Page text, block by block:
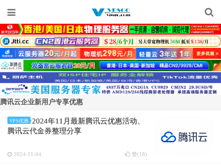
腾讯云企业新用户专享优惠
VPS优惠
2024年11月最新腾讯云优惠活动、
腾讯云代金券整理分享
2024-11-04 赞(18)